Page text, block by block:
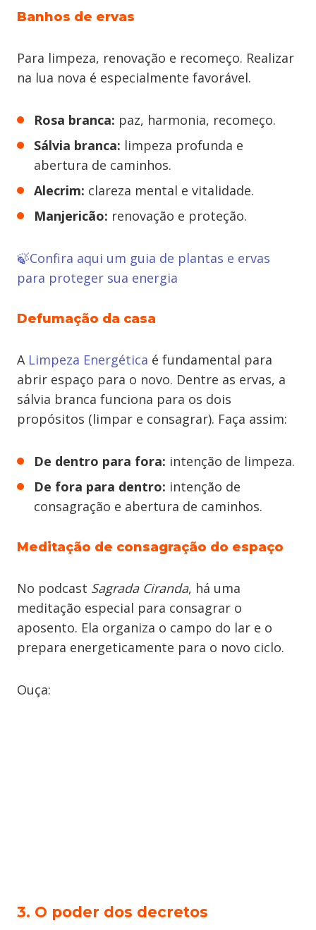
Banhos de ervas
Para limpeza, renovação e recomeço. Realizar
na lua nova é especialmente favorável.
Rosa branca: paz, harmonia, recomeço.
Sálvia branca: limpeza profunda e
abertura de caminhos.
Alecrim: clareza mental e vitalidade.
Manjericão: renovação e proteção.
🍃Confira aqui um guia de plantas e ervas
para proteger sua energia
Defumação da casa
A Limpeza Energética é fundamental para
abrir espaço para o novo. Dentre as ervas, a
sálvia branca funciona para os dois
propósitos (limpar e consagrar). Faça assim:
De dentro para fora: intenção de limpeza.
De fora para dentro: intenção de
consagração e abertura de caminhos.
Meditação de consagração do espaço
No podcast Sagrada Ciranda, há uma
meditação especial para consagrar o
aposento. Ela organiza o campo do lar e o
prepara energeticamente para o novo ciclo.
Ouça:
3. O poder dos decretos